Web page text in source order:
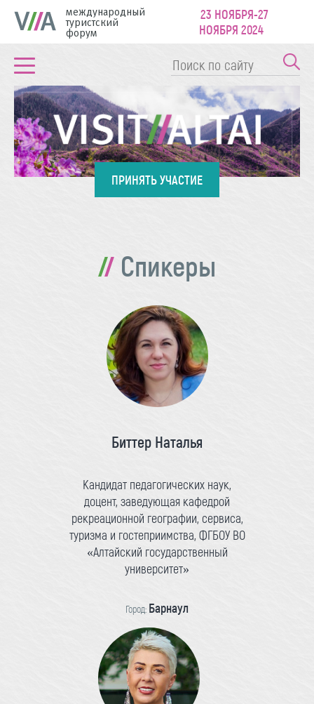
международный
туристский
форум
23 НОЯБРЯ-27
НОЯБРЯ 2024
ПРИНЯТЬ УЧАСТИЕ
Спикеры
Биттер Наталья
Кандидат педагогических наук,
доцент, заведующая кафедрой
рекреационной географии, сервиса,
туризма и гостеприимства, ФГБОУ ВО
«Алтайский государственный
университет»
Город: Барнаул